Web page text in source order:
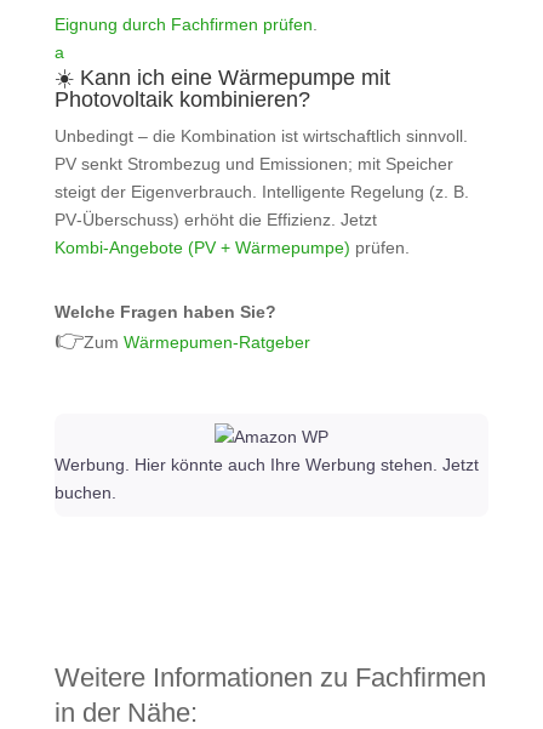
Eignung durch Fachfirmen prüfen
a
☀️ Kann ich eine Wärmepumpe mit
Photovoltaik kombinieren?
Unbedingt – die Kombination ist wirtschaftlich sinnvoll.
PV senkt Strombezug und Emissionen; mit Speicher
steigt der Eigenverbrauch. Intelligente Regelung (z. B.
PV‑Überschuss) erhöht die Effizienz. Jetzt
Kombi‑Angebote (PV + Wärmepumpe) prüfen.
Welche Fragen haben Sie?
👉Zum Wärmepumen-Ratgeber
Werbung. Hier könnte auch Ihre Werbung stehen. Jetzt
buchen.
Weitere Informationen zu Fachfirmen
in der Nähe: